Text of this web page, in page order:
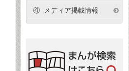
④ メディア掲載情報